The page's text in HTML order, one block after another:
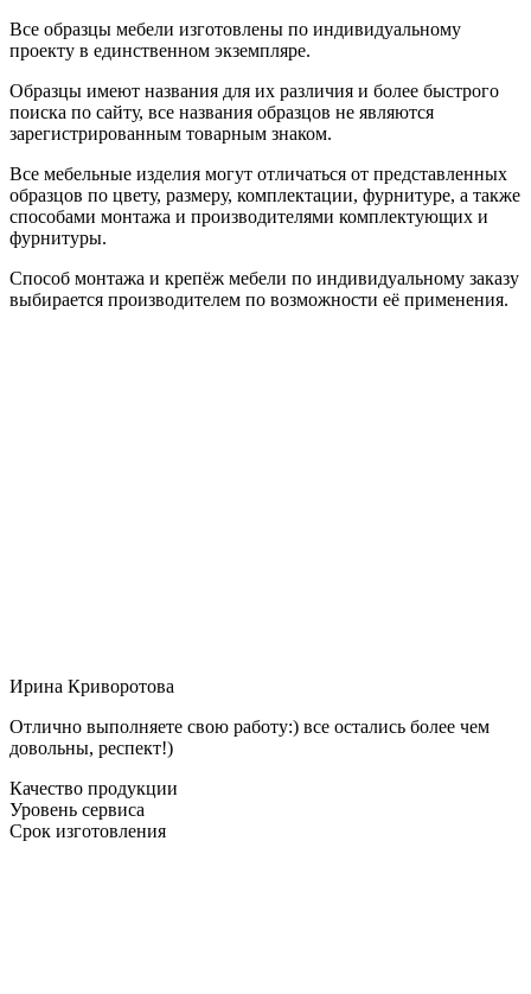
Все образцы мебели изготовлены по индивидуальному
проекту в единственном экземпляре.
Образцы имеют названия для их различия и более быстрого
поиска по сайту, все названия образцов не являются
зарегистрированным товарным знаком.
Все мебельные изделия могут отличаться от представленных
образцов по цвету, размеру, комплектации, фурнитуре, а также
способами монтажа и производителями комплектующих и
фурнитуры.
Способ монтажа и крепёж мебели по индивидуальному заказу
выбирается производителем по возможности её применения.
Ирина Криворотова
Отлично выполняете свою работу:) все остались более чем
довольны, респект!)
Качество продукции
Уровень сервиса
Срок изготовления